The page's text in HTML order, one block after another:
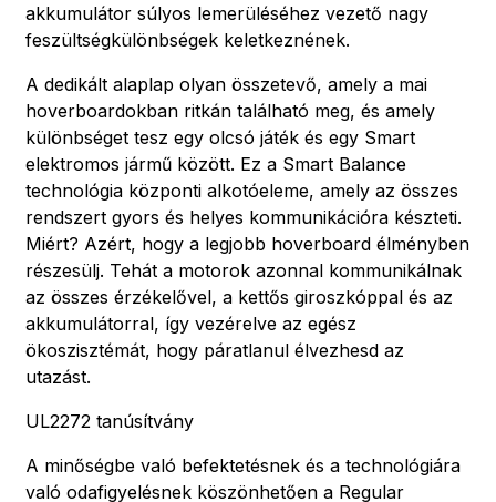
akkumulátor súlyos lemerüléséhez vezető nagy
feszültségkülönbségek keletkeznének.
A dedikált alaplap olyan összetevő, amely a mai
hoverboardokban ritkán található meg, és amely
különbséget tesz egy olcsó játék és egy Smart
elektromos jármű között. Ez a Smart Balance
technológia központi alkotóeleme, amely az összes
rendszert gyors és helyes kommunikációra készteti.
Miért? Azért, hogy a legjobb hoverboard élményben
részesülj. Tehát a motorok azonnal kommunikálnak
az összes érzékelővel, a kettős giroszkóppal és az
akkumulátorral, így vezérelve az egész
ökoszisztémát, hogy páratlanul élvezhesd az
utazást.
UL2272 tanúsítvány
A minőségbe való befektetésnek és a technológiára
való odafigyelésnek köszönhetően a Regular